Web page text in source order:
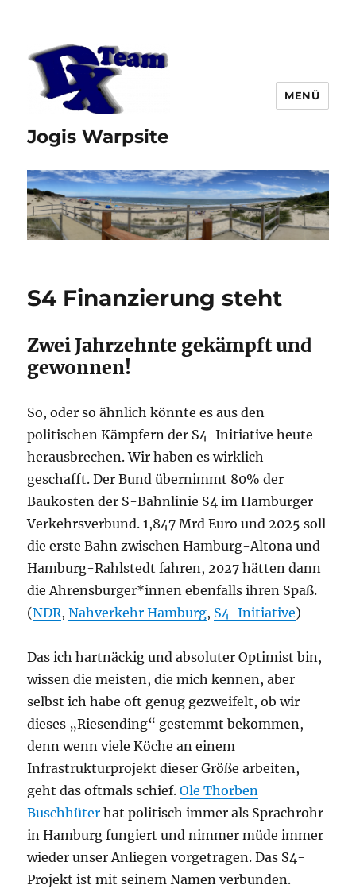
Jogis Warpsite
MENÜ
S4 Finanzierung steht
Zwei Jahrzehnte gekämpft und
gewonnen!
So, oder so ähnlich könnte es aus den
politischen Kämpfern der S4-Initiative heute
herausbrechen. Wir haben es wirklich
geschafft. Der Bund übernimmt 80% der
Baukosten der S-Bahnlinie S4 im Hamburger
Verkehrsverbund. 1,847 Mrd Euro und 2025 soll
die erste Bahn zwischen Hamburg-Altona und
Hamburg-Rahlstedt fahren, 2027 hätten dann
die Ahrensburger*innen ebenfalls ihren Spaß.
(NDR,Nahverkehr Hamburg, S4-Initiative)
Das ich hartnäckig und absoluter Optimist bin,
wissen die meisten, die mich kennen, aber
selbst ich habe oft genug gezweifelt, ob wir
dieses „Riesending“ gestemmt bekommen,
denn wenn viele Köche an einem
Infrastrukturprojekt dieser Größe arbeiten,
geht das oftmals schief.Ole Thorben
Buschhüter hat politisch immer als Sprachrohr
in Hamburg fungiert und nimmer müde immer
wieder unser Anliegen vorgetragen. Das S4-
Projekt ist mit seinem Namen verbunden.